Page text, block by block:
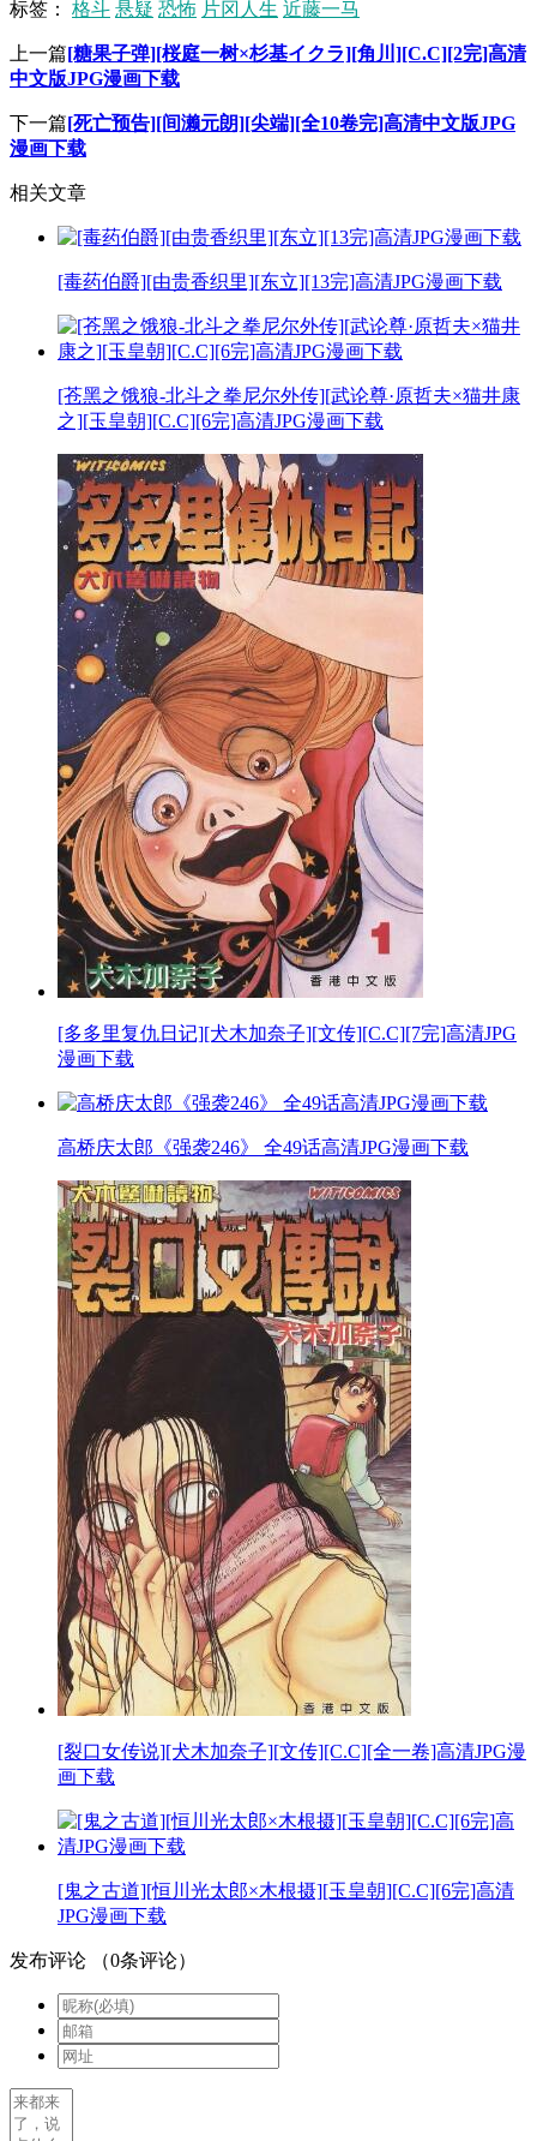
标签： 格斗 悬疑 恐怖 片冈人生 近藤一马
上一篇[糖果子弹][桜庭一树×杉基イクラ][角川][C.C][2完]高清
中文版JPG漫画下载
下一篇[死亡预告][间濑元朗][尖端][全10卷完]高清中文版JPG
漫画下载
相关文章
[毒药伯爵][由贵香织里][东立][13完]高清JPG漫画下载
[苍黑之饿狼-北斗之拳尼尔外传][武论尊·原哲夫×猫井康
之][玉皇朝][C.C][6完]高清JPG漫画下载
[多多里复仇日记][犬木加奈子][文传][C.C][7完]高清JPG
漫画下载
高桥庆太郎《强袭246》 全49话高清JPG漫画下载
[裂口女传说][犬木加奈子][文传][C.C][全一卷]高清JPG漫
画下载
[鬼之古道][恒川光太郎×木根摄][玉皇朝][C.C][6完]高清
JPG漫画下载
发布评论 （0条评论）